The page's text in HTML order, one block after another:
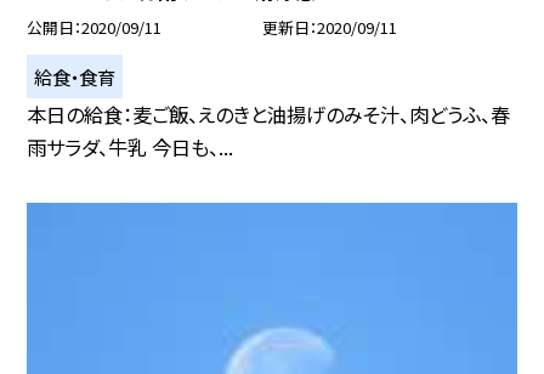
公開日 2020/09/11 更新日 2020/09/11
給食・食育
本日の給食：麦ご飯、えのきと油揚げのみそ汁、肉どうふ、春
雨サラダ、牛乳 今日も、...